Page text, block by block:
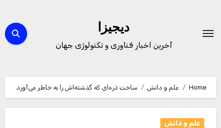
content
دیجیزا
آخرین اخبار فناوری و تکنولوژی جهان
Home علم و دانش ساخت ذره‌ای که گذشته‌اش را به خاطر می‌آورد
علم و دانش